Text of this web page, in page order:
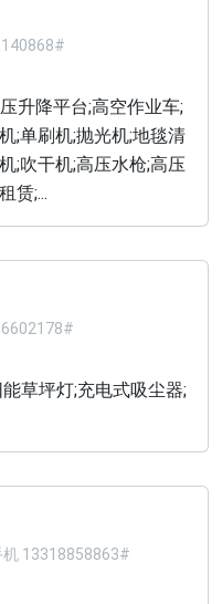
升降平台;高空作业车;
;单刷机;抛光机;地毯清
;吹干机;高压水枪;高压
赁;...
草坪灯;充电式吸尘器;
13318858863#